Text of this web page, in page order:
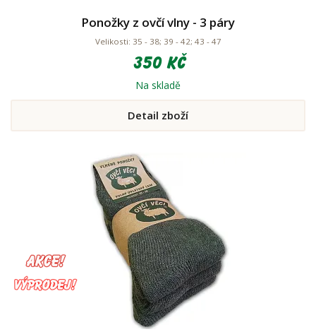
Ponožky z ovčí vlny - 3 páry
Velikosti: 35 - 38; 39 - 42; 43 - 47
350 Kč
Na skladě
Detail zboží